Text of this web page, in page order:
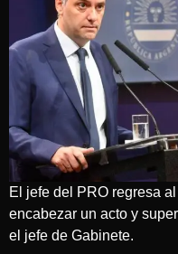
El jefe del PRO regresa
encabezar un acto y
el jefe de Gabinete.